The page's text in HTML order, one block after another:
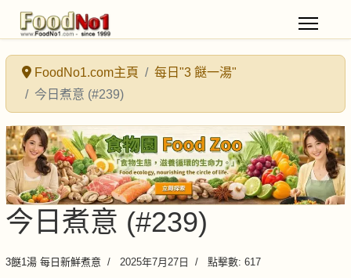
FoodNo1.com主頁
每日"3 餸一湯"
今日煮意 (#239)
今日煮意 (#239)
3餸1湯 每日新鮮煮意 2025年7月27日 點擊數: 617